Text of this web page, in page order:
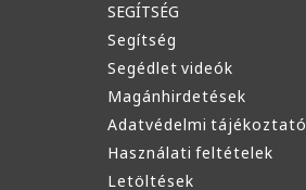
SEGÍTSÉG
Segítség
Segédlet videók
Magánhirdetések
Adatvédelmi tájékoztató
Használati feltételek
Letöltések